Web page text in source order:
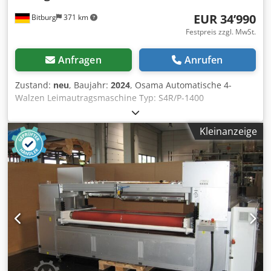
Bitburg 371 km EUR 34’990
Festpreis zzgl. MwSt.
Anfragen Anrufen
Zustand: neu, Baujahr: 2024, Osama Automatische 4-
Walzen Leimautragsmaschine Typ: S4R/P-1400
Automatische Klebemaschine mit 2 Motoren Arbeitsbreite:
1.400 mm max. Durchlasshöhe: 0 - 100 mm
Geschwindigkeit: 22 m/min Arbeitshöhe: 900 mm
Durchmesser der Auftragswalzen: 250 mm Motorleistung:
3 KW Crodou I R Utepfx Akrsf Elektrik: 400 V/ 50 Hz/ 3
Phasen Automatische Klebemaschine mit 4 Walzen für
Polyvinylacetat- (PVAC), Harnstoff-Formaldehyd- (UF) und
Polyurethanklebestoffe für verschiedene Typen von
Materialien wie MDF, Mehrschicht, Spanplatten,
Verbundwerkstoffe, Gipskartonplatten. Mit dieser Art von
Klebemaschine können wir die Klebermenge präzise und
homogen dosieren, dies unter Berücksichtigung der
Riffelung der Walzen, die für die Art der Produktion
Kleinanzeige